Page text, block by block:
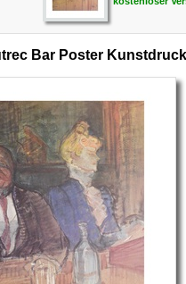
Bar Poster Kunstdruck